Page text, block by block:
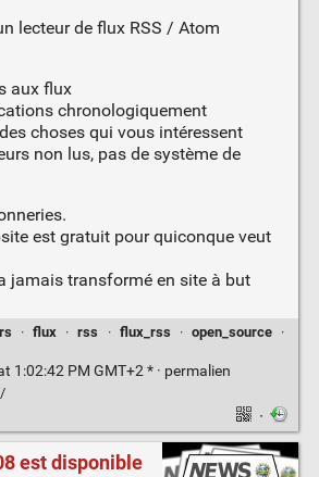
lecteur de flux RSS / Atom
aux flux
chronologiquement
choses qui vous intéressent
non lus, pas de système de
est gratuit pour quiconque veut
jamais transformé en site à but
· flux · rss · flux_rss · open_source
·
1:02:42 PM GMT+2 * · permalien
·
est disponible